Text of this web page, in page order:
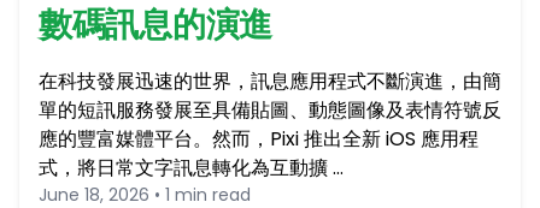
數碼訊息的演進
在科技發展迅速的世界，訊息應用程式不斷演進，由簡
單的短訊服務發展至具備貼圖、動態圖像及表情符號反
應的豐富媒體平台。然而，Pixi 推出全新 iOS 應用程
式，將日常文字訊息轉化為互動擴 …
June 18, 2026 • 1 min read